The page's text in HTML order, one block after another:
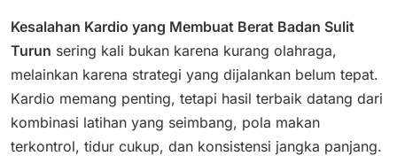
Kesalahan Kardio yang Membuat Berat Badan Sulit
Turun sering kali bukan karena kurang olahraga,
melainkan karena strategi yang dijalankan belum tepat.
Kardio memang penting, tetapi hasil terbaik datang dari
kombinasi latihan yang seimbang, pola makan
terkontrol, tidur cukup, dan konsistensi jangka panjang.